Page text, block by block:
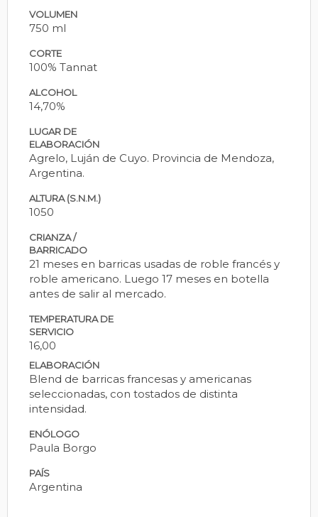
VOLUMEN
750 ml
CORTE
100% Tannat
ALCOHOL
14,70%
LUGAR DE
ELABORACIÓN
Agrelo, Luján de Cuyo. Provincia de Mendoza,
Argentina.
ALTURA (S.N.M.)
1050
CRIANZA /
BARRICADO
21 meses en barricas usadas de roble francés y
roble americano. Luego 17 meses en botella
antes de salir al mercado.
TEMPERATURA DE
SERVICIO
16,00
ELABORACIÓN
Blend de barricas francesas y americanas
seleccionadas, con tostados de distinta
intensidad.
ENÓLOGO
Paula Borgo
PAÍS
Argentina